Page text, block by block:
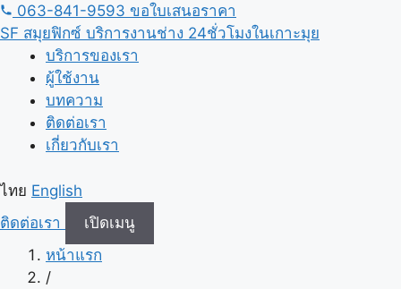
ข้าม
ไป
เนื้อหา
063-841-9593 ขอใบเสนอราคา
SF สมุยฟิกซ์ บริการงานช่าง 24ชั่วโมงในเกาะมุย
บริการของเรา
ผู้ใช้งาน
บทความ
ติดต่อเรา
เกี่ยวกับเรา
ไทย English
ติดต่อเรา
เปิดเมนู
หน้าแรก
/